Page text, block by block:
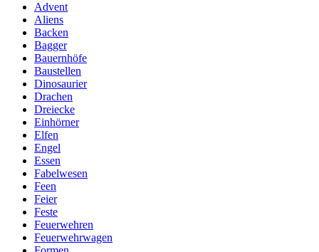
Advent
Aliens
Backen
Bagger
Bauernhöfe
Baustellen
Dinosaurier
Drachen
Dreiecke
Einhörner
Elfen
Engel
Essen
Fabelwesen
Feen
Feier
Feste
Feuerwehren
Feuerwehrwagen